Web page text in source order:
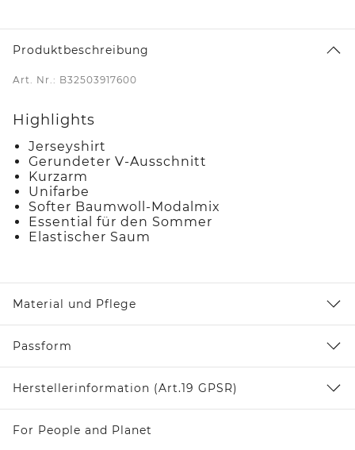
Produktbeschreibung
Art. Nr.: B32503917600
Highlights
Jerseyshirt
Gerundeter V-Ausschnitt
Kurzarm
Unifarbe
Softer Baumwoll-Modalmix
Essential für den Sommer
Elastischer Saum
Material und Pflege
Passform
Herstellerinformation (Art.19 GPSR)
For People and Planet